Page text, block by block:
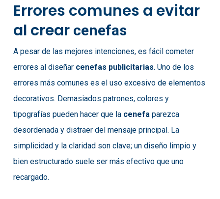
Errores comunes a evitar
al crear cenefas
A pesar de las mejores intenciones, es fácil cometer
errores al diseñar cenefas publicitarias. Uno de los
errores más comunes es el uso excesivo de elementos
decorativos. Demasiados patrones, colores y
tipografías pueden hacer que la cenefaparezca
desordenada y distraer del mensaje principal. La
simplicidad y la claridad son clave; un diseño limpio y
bien estructurado suele ser más efectivo que uno
recargado.